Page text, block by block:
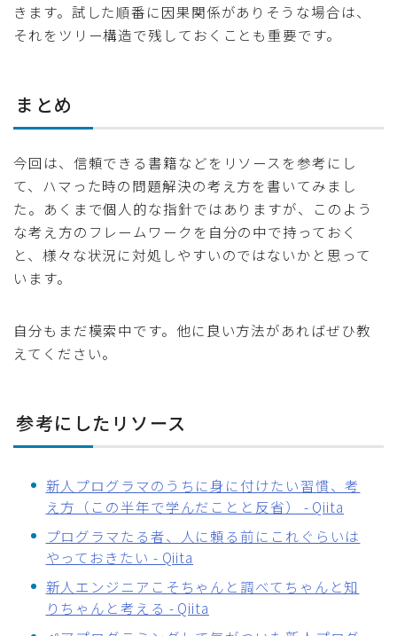
きます。試した順番に因果関係がありそうな場合は、
それをツリー構造で残しておくことも重要です。
まとめ
今回は、信頼できる書籍などをリソースを参考にし
て、ハマった時の問題解決の考え方を書いてみまし
た。あくまで個人的な指針ではありますが、このよう
な考え方のフレームワークを自分の中で持っておく
と、様々な状況に対処しやすいのではないかと思って
います。
自分もまだ模索中です。他に良い方法があればぜひ教
えてください。
参考にしたリソース
新人プログラマのうちに身に付けたい習慣、考
え方（この半年で学んだことと反省） - Qiita
プログラマたる者、人に頼る前にこれぐらいは
やっておきたい - Qiita
新人エンジニアこそちゃんと調べてちゃんと知
りちゃんと考える - Qiita